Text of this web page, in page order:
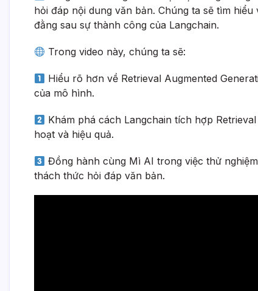
hỏi đáp nội dung văn bản. Chúng ta sẽ tìm
đằng sau sự thành công của Langchain.
Trong video này, chúng ta sẽ:
Hiểu rõ hơn về Retrieval Augmented
của mô hình.
Khám phá cách Langchain tích hợp
hoạt và hiệu quả.
Đồng hành cùng Mì AI trong việc thử
thách thức hỏi đáp văn bản.